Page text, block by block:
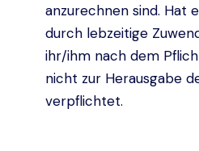
anzurechnen sind. Hat
durch lebzeitige
ihr/ihm nach dem
nicht zur Herausgabe
verpflichtet.